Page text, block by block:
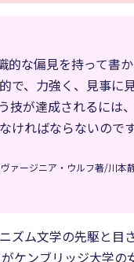
な偏見を持って書
、力強く、見事に
技が達成されるには
ればならないので
ヴァージニア・ウルフ著/川本
ズム文学の先駆と目
ケンブリッジ大学